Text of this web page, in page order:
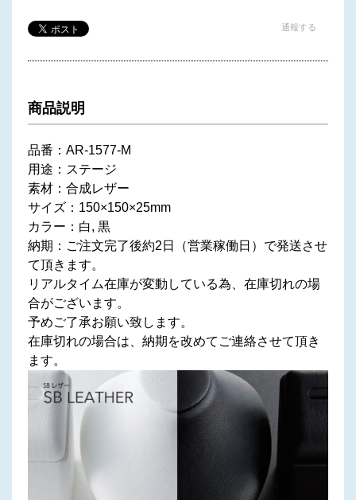
通報する
商品説明
品番：AR-1577-M
用途：ステージ
素材：合成レザー
サイズ：150×150×25mm
カラー：白, 黒
納期：ご注文完了後約2日（営業稼働日）で発送させ
て頂きます。
リアルタイム在庫が変動している為、在庫切れの場
合がございます。
予めご了承お願い致します。
在庫切れの場合は、納期を改めてご連絡させて頂き
ます。